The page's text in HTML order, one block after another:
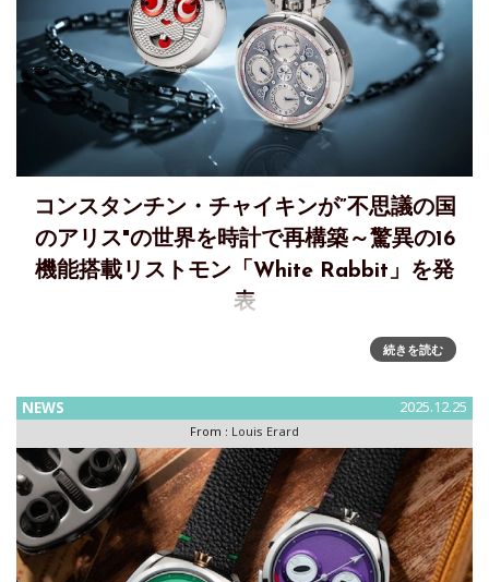
コンスタンチン・チャイキンが”不思議の国
のアリス"の世界を時計で再構築～驚異の16
機能搭載リストモン「White Rabbit」を発
表
独立時計師「Konstantin Chaykin」の新作リストモン「White
Rabbit」を発表～アリスの世界を時計で再構築。驚異の16機
続きを読む
NEWS 2025.12.25
From : Louis Erard